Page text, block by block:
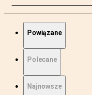
Powiązane
Polecane
Najnowsze